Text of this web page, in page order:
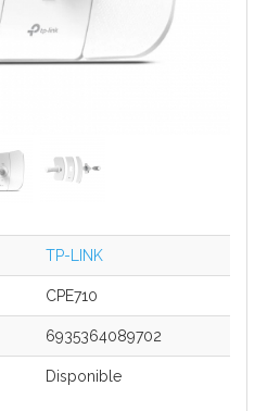
TP-LINK
CPE710
6935364089702
Disponible